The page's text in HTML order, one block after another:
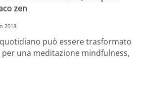
zen
2018
può essere trasformato
una meditazione mindfulness,